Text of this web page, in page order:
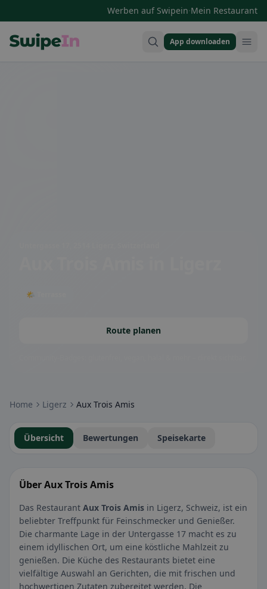
Werben auf Swipein·Mein Restaurant
App downloaden
🌤 Terrasse
Route planen
Home Ligerz Aux Trois Amis
Übersicht Bewertungen Speisekarte
Über Aux Trois Amis
Das Restaurant Aux Trois Amis in Ligerz, Schweiz, ist ein
beliebter Treffpunkt für Feinschmecker und Genießer.
Die charmante Lage in der Untergasse 17 macht es zu
einem idyllischen Ort, um eine köstliche Mahlzeit zu
genießen. Die Küche des Restaurants bietet eine
vielfältige Auswahl an Gerichten, die mit frischen und
hochwertigen Zutaten zubereitet werden. Die